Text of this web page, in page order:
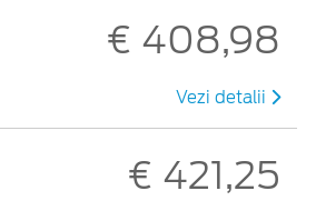
€ 408,98
Vezi detalii
€ 421,25